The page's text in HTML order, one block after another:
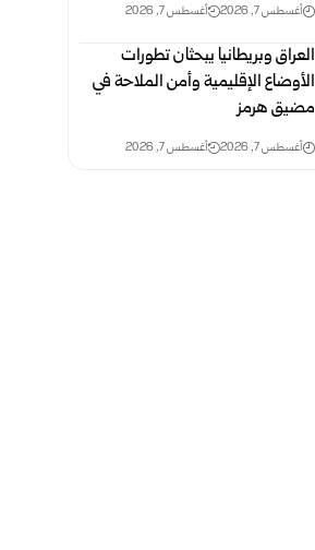
أغسطس 7, 2026 أغسطس 7, 2026
العراق وبريطانيا يبحثان تطورات
الأوضاع الإقليمية وأمن الملاحة في
مضيق هرمز
أغسطس 7, 2026 أغسطس 7, 2026